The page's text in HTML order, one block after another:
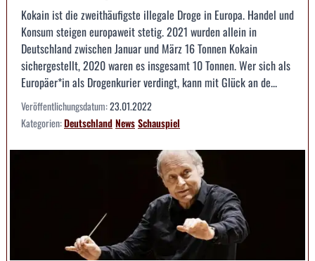
Kokain ist die zweithäufigste illegale Droge in Europa. Handel und
Konsum steigen europaweit stetig. 2021 wurden allein in
Deutschland zwischen Januar und März 16 Tonnen Kokain
sichergestellt, 2020 waren es insgesamt 10 Tonnen. Wer sich als
Europäer*in als Drogenkurier verdingt, kann mit Glück an de...
Veröffentlichungsdatum:23.01.2022
Kategorien:DeutschlandNewsSchauspiel